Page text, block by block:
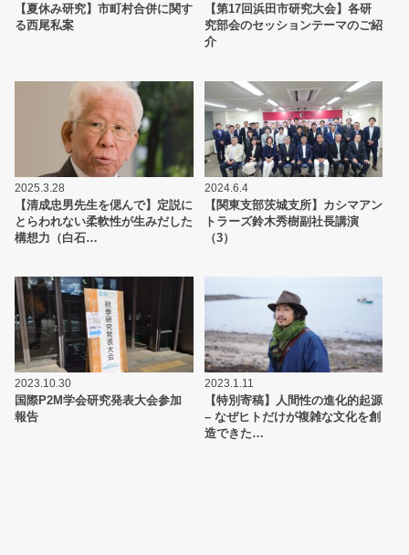
【夏休み研究】市町村合併に関す
る西尾私案
【第17回浜田市研究大会】各研
究部会のセッションテーマのご紹
介
2025.3.28
【清成忠男先生を偲んで】定説に
とらわれない柔軟性が生みだした
構想力（白石…
2024.6.4
【関東支部茨城支所】カシマアン
トラーズ鈴木秀樹副社長講演
（3）
2023.10.30
国際P2M学会研究発表大会参加
報告
2023.1.11
【特別寄稿】人間性の進化的起源
– なぜヒトだけが複雑な文化を創
造できた…